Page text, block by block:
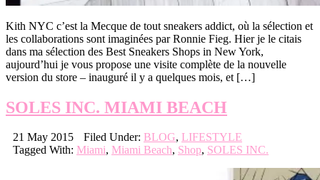
Kith NYC c’est la Mecque de tout sneakers addict, où la sélection et
les collaborations sont imaginées par Ronnie Fieg. Hier je le citais
dans ma sélection des Best Sneakers Shops in New York,
aujourd’hui je vous propose une visite complète de la nouvelle
version du store – inauguré il y a quelques mois, et […]
SOLES INC. MIAMI BEACH
21 May 2015 Filed Under: BLOG, LIFESTYLE
Tagged With: Miami, Miami Beach, Shop, SOLES INC.